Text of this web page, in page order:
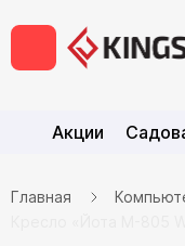
Акции
Главная